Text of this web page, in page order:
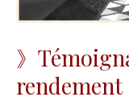
》